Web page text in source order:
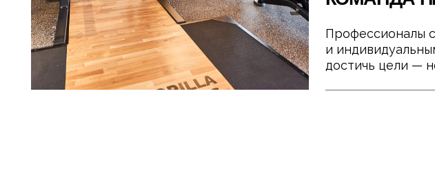
АКЦИИ И СПЕЦПРЕДЛОЖЕНИЯ